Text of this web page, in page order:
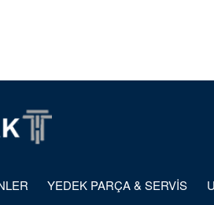
YEDEK PARÇA & SERVİS